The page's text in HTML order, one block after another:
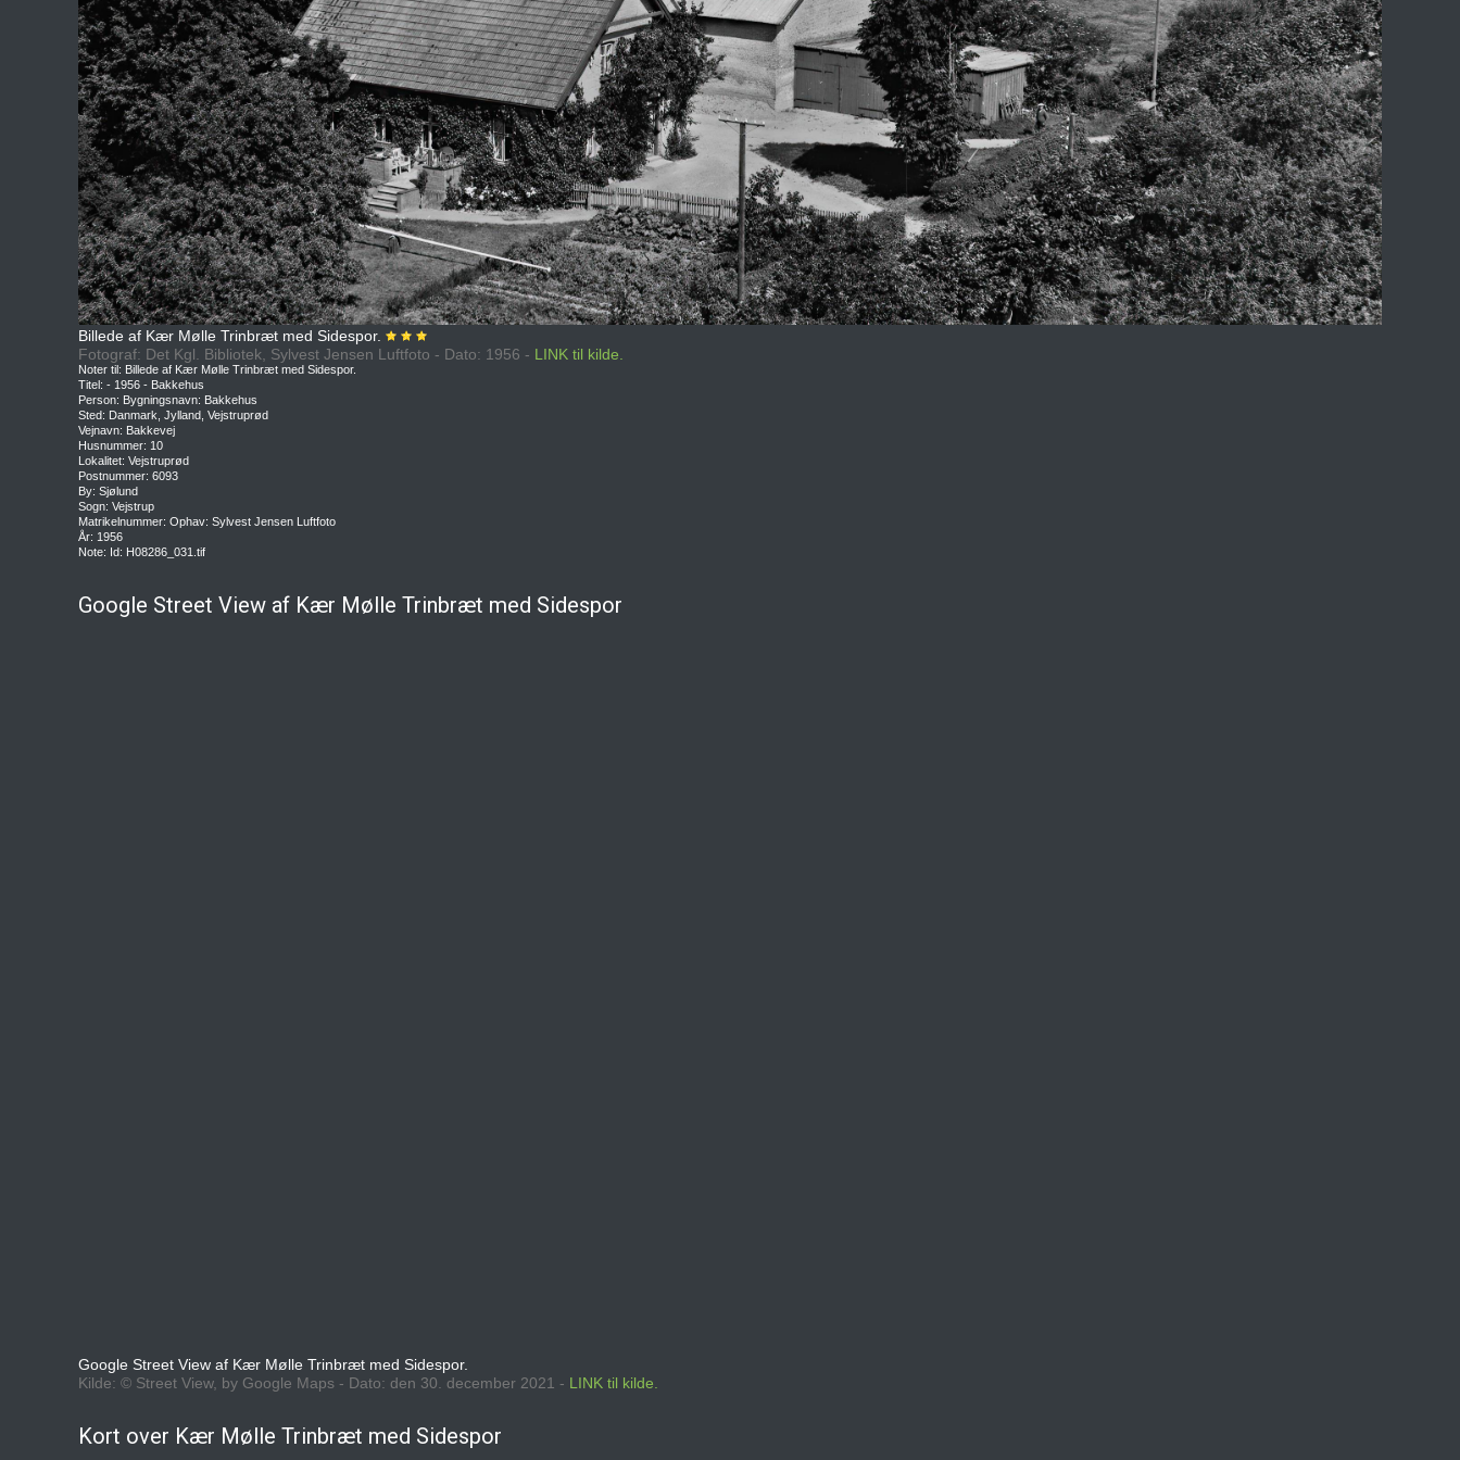
Billede af Kær Mølle Trinbræt med Sidespor.
Fotograf: Det Kgl. Bibliotek, Sylvest Jensen Luftfoto - Dato: 1956 - LINK til kilde.
Noter til: Billede af Kær Mølle Trinbræt med Sidespor.
Titel: - 1956 - Bakkehus
Person: Bygningsnavn: Bakkehus
Sted: Danmark, Jylland, Vejstruprød
Vejnavn: Bakkevej
Husnummer: 10
Lokalitet: Vejstruprød
Postnummer: 6093
By: Sjølund
Sogn: Vejstrup
Matrikelnummer: Ophav: Sylvest Jensen Luftfoto
År: 1956
Note: Id: H08286_031.tif
Google Street View af Kær Mølle Trinbræt med Sidespor
Google Street View af Kær Mølle Trinbræt med Sidespor.
Kilde: © Street View, by Google Maps - Dato: den 30. december 2021 - LINK til kilde.
Kort over Kær Mølle Trinbræt med Sidespor